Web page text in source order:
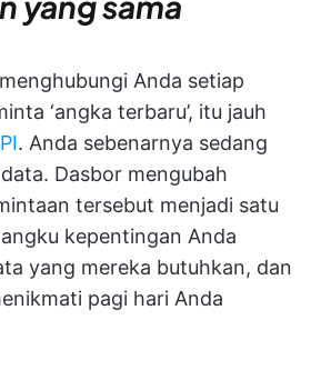
Anda setiap
‘angka terbaru’, itu jauh
. Anda sebenarnya sedang
Dasbor mengubah
tersebut menjadi satu
kepentingan Anda
yang mereka butuhkan, dan
pagi hari Anda